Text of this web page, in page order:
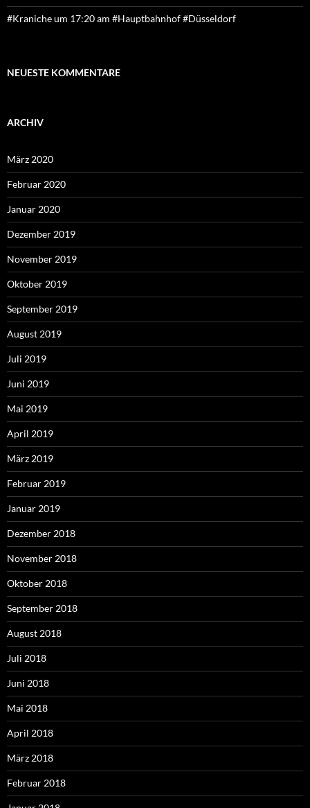
#Kraniche um 17:20 am #Hauptbahnhof #Düsseldorf
NEUESTE KOMMENTARE
ARCHIV
März 2020
Februar 2020
Januar 2020
Dezember 2019
November 2019
Oktober 2019
September 2019
August 2019
Juli 2019
Juni 2019
Mai 2019
April 2019
März 2019
Februar 2019
Januar 2019
Dezember 2018
November 2018
Oktober 2018
September 2018
August 2018
Juli 2018
Juni 2018
Mai 2018
April 2018
März 2018
Februar 2018